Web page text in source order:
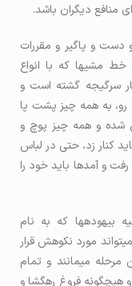
منافع دیگران باشد.
دست و پاگیر و مقررات
مشی­ها که با انواع
سرگیجه گشته است و
رو، به همه چیز پشت پا
شده و همه چیز پوچ و
کنار زد، حتی در لباس
و آمدها باید خود را
بیهوده­ها که به نام
مورد نکوهش قرار
مرحله می­مانند و تمام
هیچ­گونه فروغ رهگشا و